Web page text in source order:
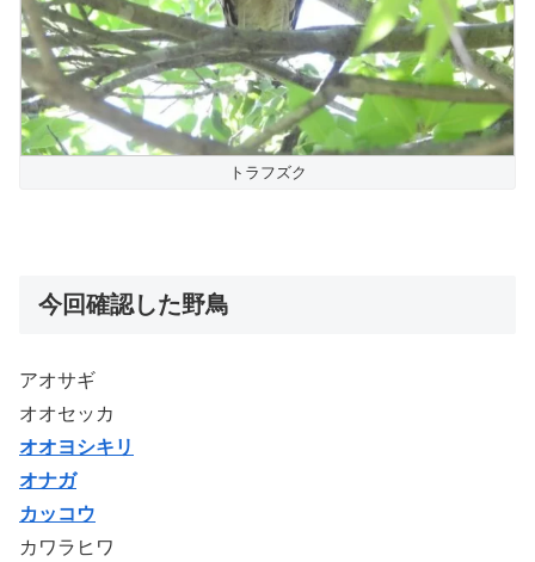
トラフズク
今回確認した野鳥
アオサギ
オオセッカ
オオヨシキリ
オナガ
カッコウ
カワラヒワ